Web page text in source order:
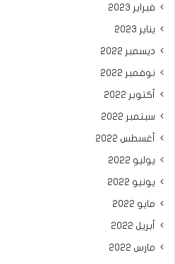
فبراير 2023
يناير 2023
ديسمبر 2022
نوفمبر 2022
أكتوبر 2022
سبتمبر 2022
أغسطس 2022
يوليو 2022
يونيو 2022
مايو 2022
أبريل 2022
مارس 2022